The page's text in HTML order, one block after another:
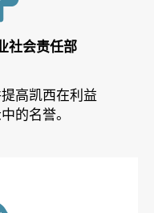
社会责任部
高凯西在利益
的名誉。